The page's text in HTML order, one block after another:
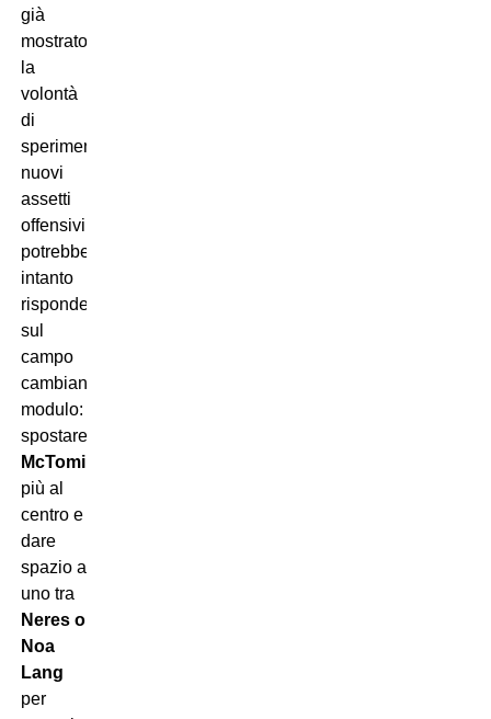
già
mostrato
la
volontà
di
sperimentare
nuovi
assetti
offensivi,
potrebbe
intanto
rispondere
sul
campo
cambiando
modulo:
spostare
McTominay
più al
centro e
dare
spazio a
uno tra
Neres o
Noa
Lang
per